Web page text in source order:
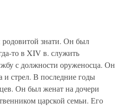
родовитой знати. Он был
то в XIV в. служить
с должности оруженосца. Он
и стрел. В последние годы
Он был женат на дочери
царской семьи. Его